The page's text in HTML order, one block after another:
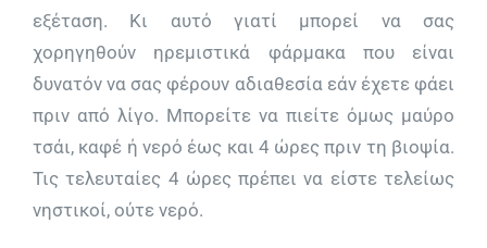
εξέταση. Κι αυτό γιατί μπορεί να σας
χορηγηθούν ηρεμιστικά φάρμακα που είναι
δυνατόν να σας φέρουν αδιαθεσία εάν έχετε φάει
πριν από λίγο. Μπορείτε να πιείτε όμως μαύρο
τσάι, καφέ ή νερό έως και 4 ώρες πριν τη βιοψία.
Τις τελευταίες 4 ώρες πρέπει να είστε τελείως
νηστικοί, ούτε νερό.